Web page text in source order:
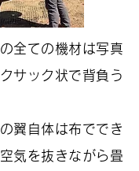
全ての機材は写真
サック状で背負う
翼自体は布ででき
気を抜きながら畳